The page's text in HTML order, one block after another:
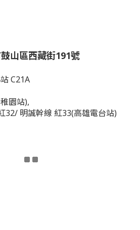
山區西藏街191號
C21A
園站),
32/ 明誠幹線 紅33(高雄電台站)